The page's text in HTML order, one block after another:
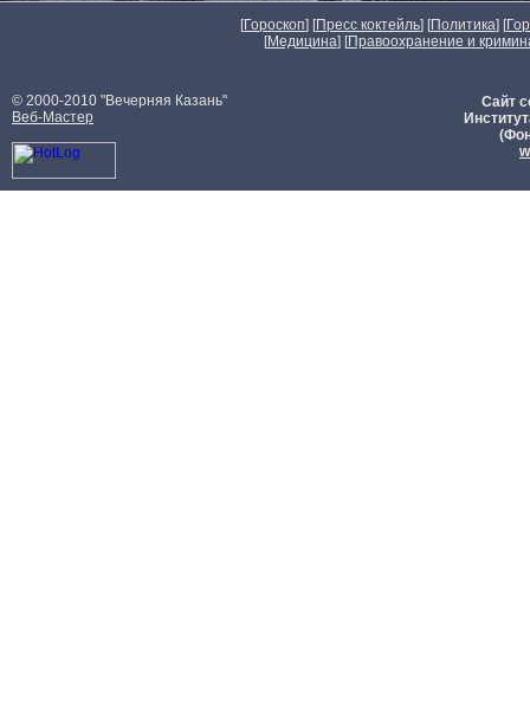
[Гороскоп] [Пресс коктейль] [Политика] [
[Медицина] [Правоохранение и
© 2000-2010 "Вечерняя Казань"
Веб-Мастер
Сайт